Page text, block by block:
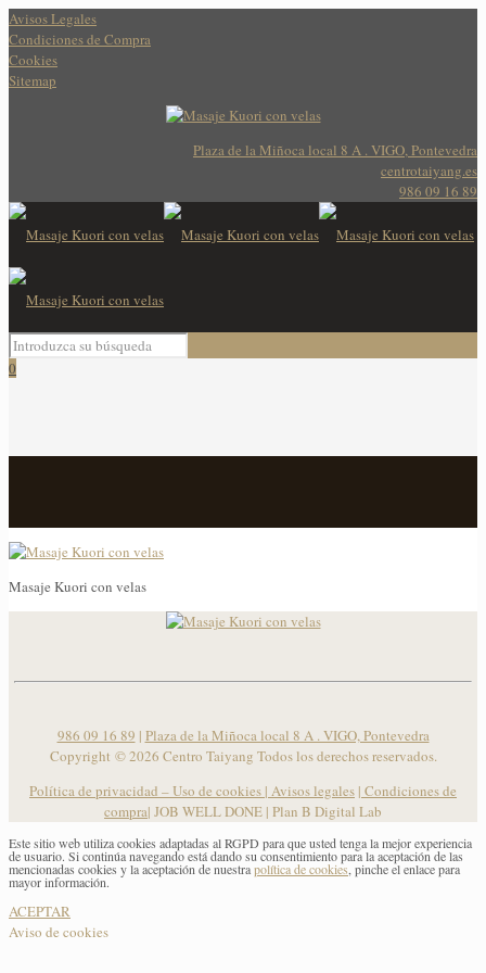
Avisos Legales
Condiciones de Compra
Cookies
Sitemap
Plaza de la Miñoca local 8 A . VIGO, Pontevedra
centrotaiyang.es
986 09 16 89
0
Masaje Kuori con velas
986 09 16 89 | Plaza de la Miñoca local 8 A . VIGO, Pontevedra
Copyright ©2026 Centro Taiyang Todos los derechos reservados.
Política de privacidad – Uso de cookies | Avisos legales | Condiciones de
compra| JOB WELL DONE | Plan B Digital Lab
Este sitio web utiliza cookies adaptadas al RGPD para que usted tenga la mejor experiencia
de usuario. Si continúa navegando está dando su consentimiento para la aceptación de las
mencionadas cookies y la aceptación de nuestrapolítica de cookies , pinche el enlace para
mayor información.
ACEPTAR
Aviso de cookies